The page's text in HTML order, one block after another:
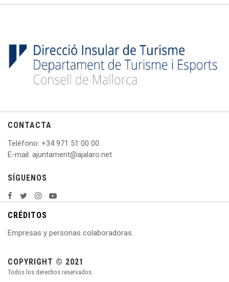
CONTACTA
Teléfono: +34 971 51 00 00
E-mail: ajuntament@ajalaro.net
SÍGUENOS
CRÉDITOS
Empresas y personas colaboradoras.
COPYRIGHT © 2021
Todos los derechos reservados.